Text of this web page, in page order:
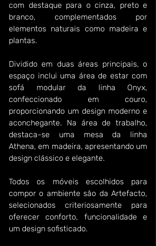
com destaque para o cinza, preto e
branco, complementados por
elementos naturais como madeira e
plantas.
Dividido em duas áreas principais, o
espaço inclui uma área de estar com
sofá modular da linha Onyx,
confeccionado em couro,
proporcionando um design moderno e
aconchegante. Na área de trabalho,
destaca-se uma mesa da linha
Athena, em madeira, apresentando um
design clássico e elegante.
Todos os móveis escolhidos para
compor o ambiente são da Artefacto,
selecionados criteriosamente para
oferecer conforto, funcionalidade e
um design sofisticado.